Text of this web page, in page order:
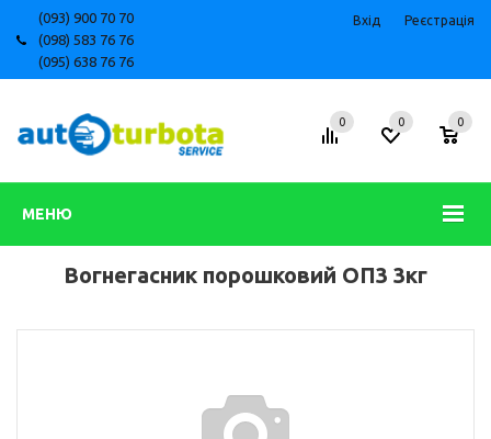
(093) 900 70 70
(098) 583 76 76
(095) 638 76 76
Вхід Реєстрація
МЕНЮ
0 0
0
Вогнегасник порошковий ОП3 3кг